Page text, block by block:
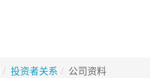
投资者关系 公司资料